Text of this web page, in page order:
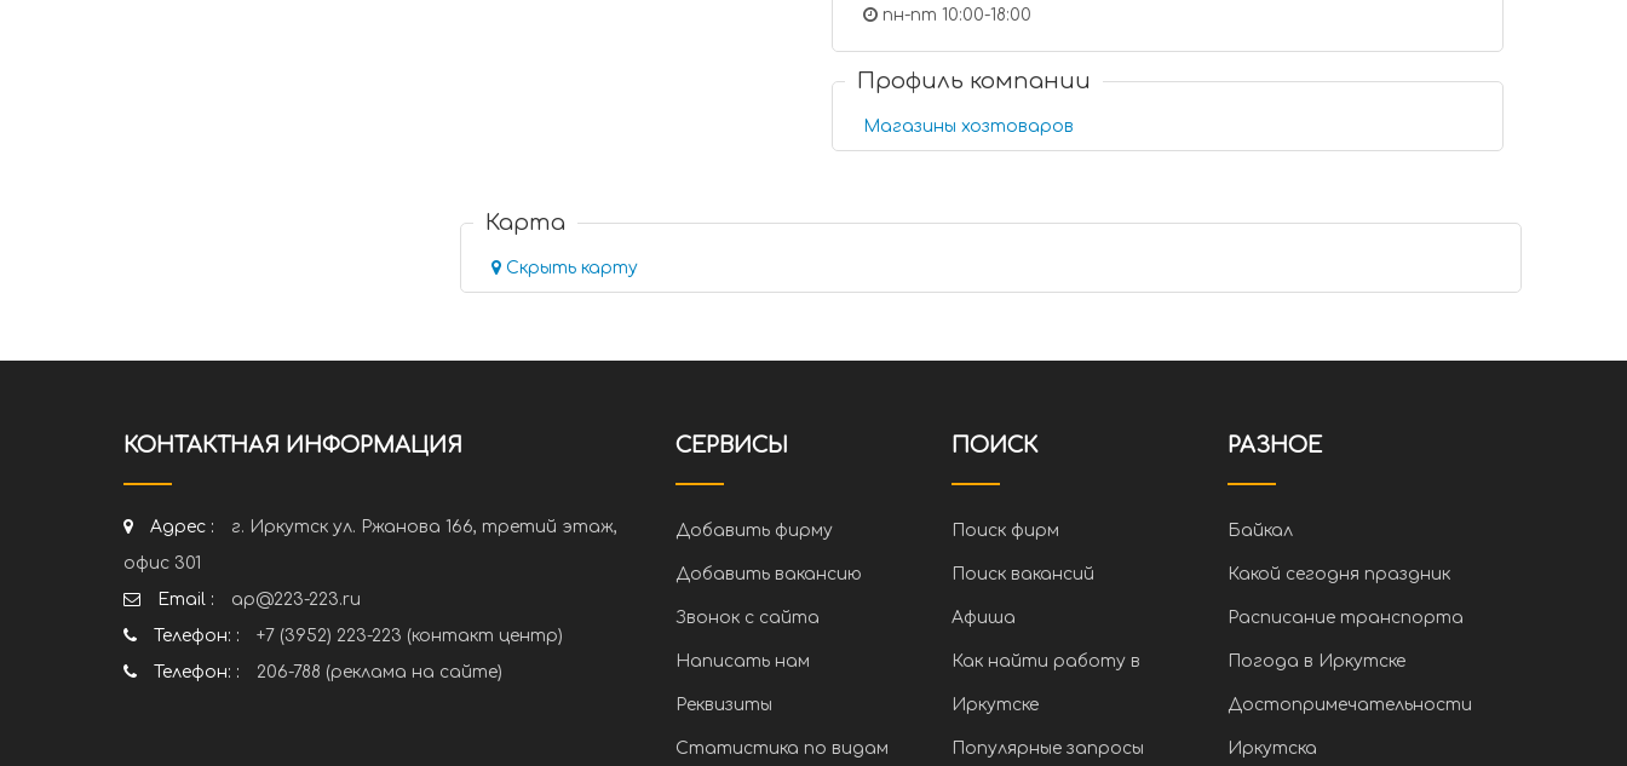
пн-пт 10:00-18:00
Профиль компании
Магазины хозтоваров
Карта
Скрыть карту
КОНТАКТНАЯ ИНФОРМАЦИЯ
Адрес :
г. Иркутск ул. Ржанова 166, третий этаж,
офис 301
Email :
ap@223-223.ru
Телефон: :
+7 (3952) 223-223 (контакт центр)
Телефон: :
206-788 (реклама на сайте)
СЕРВИСЫ
Добавить фирму
Добавить вакансию
Звонок с сайта
Написать нам
Реквизиты
Статистика по видам
ПОИСК
Поиск фирм
Поиск вакансий
Афиша
Как найти работу в
Иркутске
Популярные запросы
РАЗНОЕ
Байкал
Какой сегодня праздник
Расписание транспорта
Погода в Иркутске
Достопримечательности
Иркутска